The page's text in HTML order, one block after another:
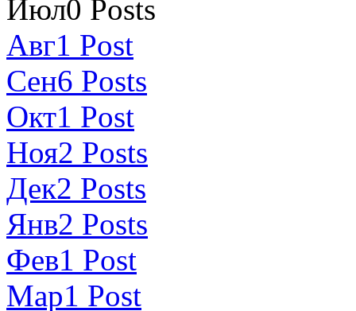
Июл0 Posts
Авг1 Post
Сен6 Posts
Окт1 Post
Ноя2 Posts
Дек2 Posts
Янв2 Posts
Фев1 Post
Мар1 Post